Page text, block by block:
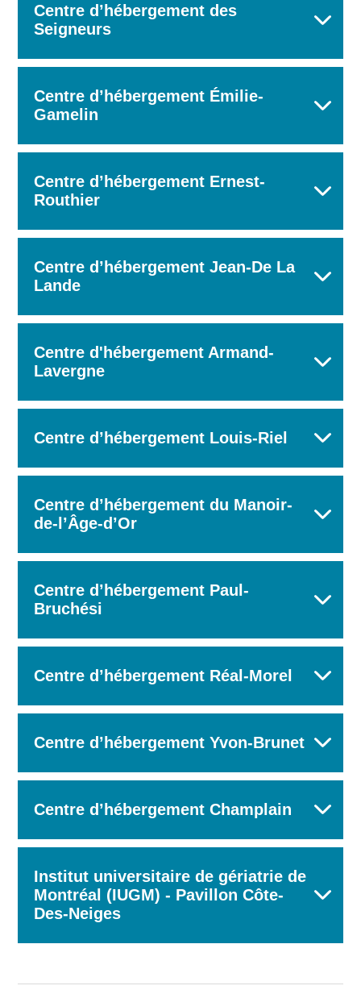
Centre d’hébergement des
Seigneurs
Centre d’hébergement Émilie-
Gamelin
Centre d’hébergement Ernest-
Routhier
Centre d’hébergement Jean-De La
Lande
Centre d'hébergement Armand-
Lavergne
Centre d’hébergement Louis-Riel
Centre d’hébergement du Manoir-
de-l’Âge-d’Or
Centre d’hébergement Paul-
Bruchési
Centre d’hébergement Réal-Morel
Centre d’hébergement Yvon-Brunet
Centre d’hébergement Champlain
Institut universitaire de gériatrie de
Montréal (IUGM) - Pavillon Côte-
Des-Neiges